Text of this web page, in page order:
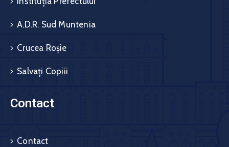
A.D.R. Sud Muntenia
Crucea Roșie
Salvați Copiii
Contact
Contact